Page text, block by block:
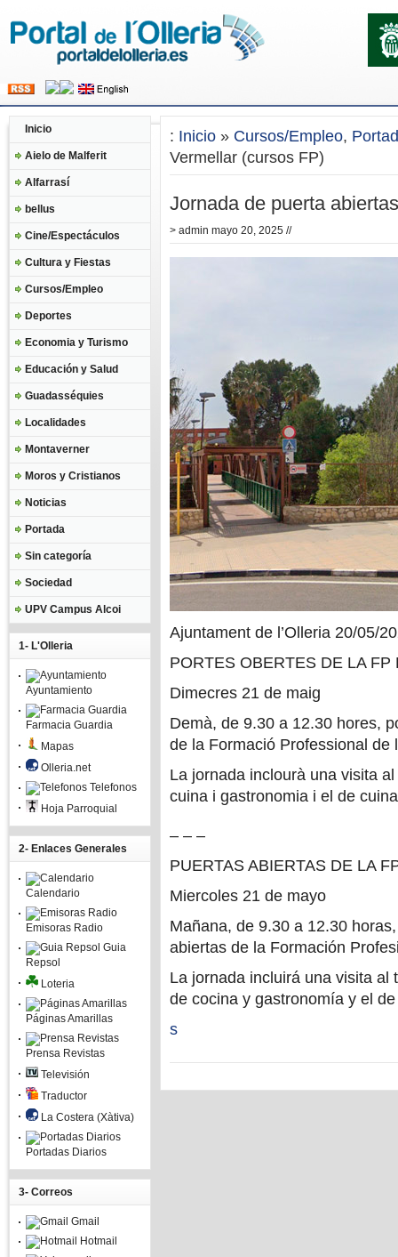
Inicio
Aielo de Malferit
Alfarrasí
bellus
Cine/Espectáculos
Cultura y Fiestas
Cursos/Empleo
Deportes
Economia y Turismo
Educación y Salud
Guadasséquies
Localidades
Montaverner
Moros y Cristianos
Noticias
Portada
Sin categoría
Sociedad
UPV Campus Alcoi
1- L'Olleria
Ayuntamiento
Farmacia Guardia
Mapas
Olleria.net
Telefonos
Hoja Parroquial
2- Enlaces Generales
Calendario
Emisoras Radio
Guia
Repsol
Loteria
Páginas Amarillas
Prensa Revistas
Televisión
Traductor
La Costera (Xàtiva)
Portadas Diarios
3- Correos
Gmail
Hotmail
: Inicio » Cursos/Empleo,
Vermellar (cursos FP)
Jornada de puerta
> admin mayo 20, 2025 //
Ajuntament de l’Olleria 20/05/
PORTES OBERTES DE LA FP
Dimecres 21 de maig
Demà, de 9.30 a 12.30 hores,
de la Formació Professional de
La jornada inclourà una visita
cuina i gastronomia i el de
– – –
PUERTAS ABIERTAS DE LA
Miercoles 21 de mayo
Mañana, de 9.30 a 12.30
abiertas de la Formación
La jornada incluirá una visita al
de cocina y gastronomía y el
s